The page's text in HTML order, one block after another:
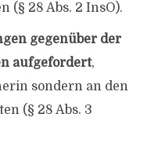
(§ 28 Abs. 2 InsO).
gegenüber der
aufgefordert,
sondern an den
(§ 28 Abs. 3